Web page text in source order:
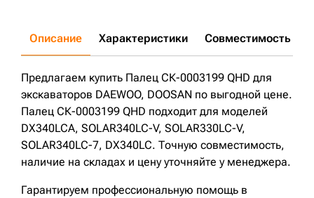
Описание Характеристики Совместимость
Предлагаем купить Палец СК-0003199 QHD для
экскаваторов DAEWOO, DOOSAN по выгодной цене.
Палец СК-0003199 QHD подходит для моделей
DX340LCA, SOLAR340LC-V, SOLAR330LC-V,
SOLAR340LC-7, DX340LC. Точную совместимость,
наличие на складах и цену уточняйте у менеджера.
Гарантируем профессиональную помощь в